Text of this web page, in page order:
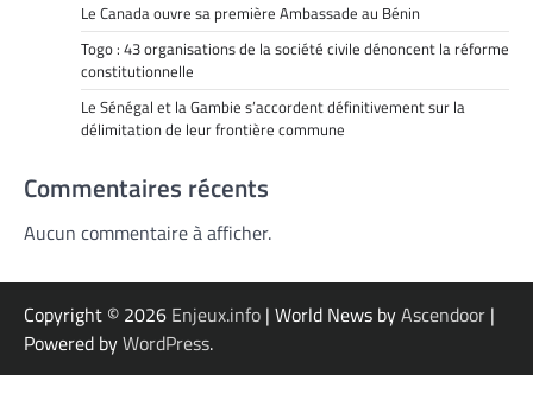
Le Canada ouvre sa première Ambassade au Bénin
Togo : 43 organisations de la société civile dénoncent la réforme
constitutionnelle
Le Sénégal et la Gambie s’accordent définitivement sur la
délimitation de leur frontière commune
Commentaires récents
Aucun commentaire à afficher.
Copyright © 2026 Enjeux.info | World News byAscendoor |
Powered byWordPress.